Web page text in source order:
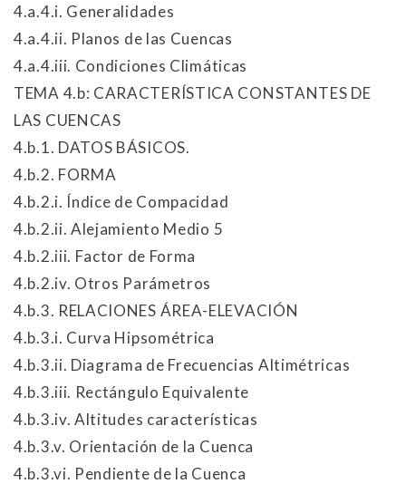
4.a.4.i. Generalidades
4.a.4.ii. Planos de las Cuencas
4.a.4.iii. Condiciones Climáticas
TEMA 4.b: CARACTERÍSTICA CONSTANTES DE
LAS CUENCAS
4.b.1. DATOS BÁSICOS.
4.b.2. FORMA
4.b.2.i. Índice de Compacidad
4.b.2.ii. Alejamiento Medio 5
4.b.2.iii. Factor de Forma
4.b.2.iv. Otros Parámetros
4.b.3. RELACIONES ÁREA-ELEVACIÓN
4.b.3.i. Curva Hipsométrica
4.b.3.ii. Diagrama de Frecuencias Altimétricas
4.b.3.iii. Rectángulo Equivalente
4.b.3.iv. Altitudes características
4.b.3.v. Orientación de la Cuenca
4.b.3.vi. Pendiente de la Cuenca